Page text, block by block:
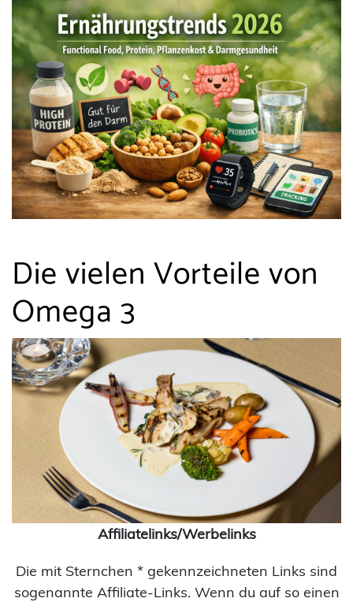
Die vielen Vorteile von
Omega 3
Affiliatelinks/Werbelinks
Die mit Sternchen * gekennzeichneten Links sind
sogenannte Affiliate-Links. Wenn du auf so einen